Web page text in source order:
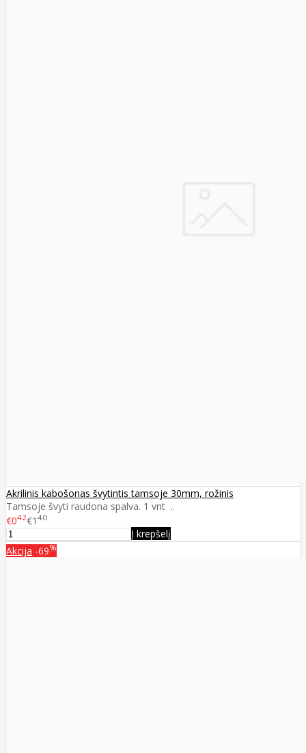
Akrilinis kabošonas švytintis tamsoje 30mm, rožinis
Tamsoje švyti raudona spalva. 1 vnt ..
€042€1 40
Į krepšelį
Akcija -69%